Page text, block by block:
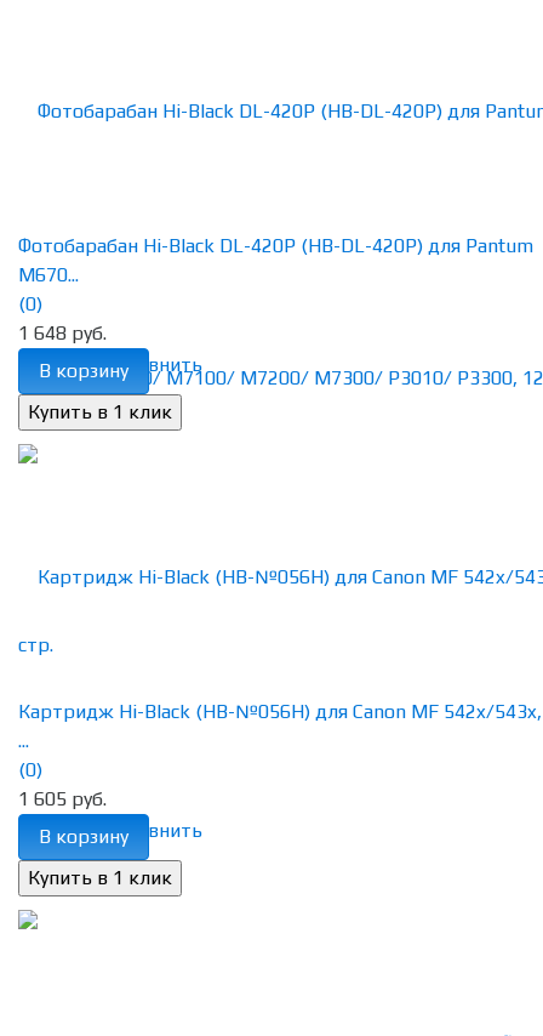
избранное сравнить
Фотобарабан Hi-Black DL-420P (HB-DL-420P) для Pantum
M670...
(0)
1 648 руб.
В корзину
избранное сравнить
Картридж Hi-Black (HB-№056H) для Canon MF 542x/
...
(0)
1 605 руб.
В корзину